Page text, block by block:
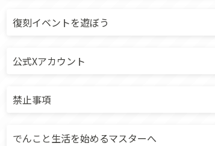
復刻イベントを遊ぼう
公式Xアカウント
禁止事項
でんこと生活を始めるマスターへ